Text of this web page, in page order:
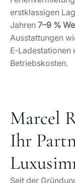
erstklassigen
Jahren 7–9 %
Ausstattungen
E‑Ladestationen
Betriebskosten.
Marcel
Ihr
Seit der